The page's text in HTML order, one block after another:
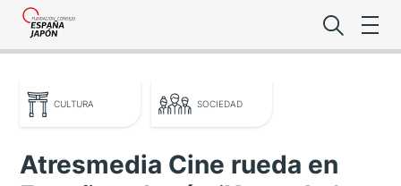
CULTURA SOCIEDAD
Atresmedia Cine rueda en